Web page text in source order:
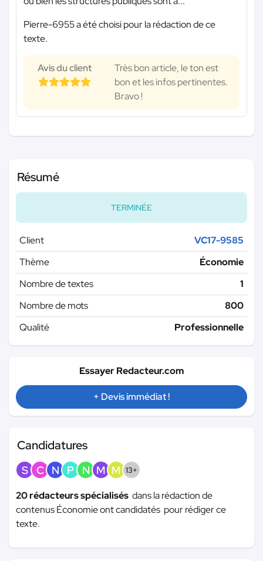
Pierre-6955 a été choisi pour la rédaction de ce
texte.
Avis du client
Très bon article, le ton est
bon et les infos pertinentes.
Bravo !
Résumé
TERMINÉE
Client
VC17-9585
Thème
Économie
Nombre de textes
1
Nombre de mots
800
Qualité
Professionnelle
Essayer Redacteur.com
+ Devis immédiat !
Candidatures
S C N P N M M 13+
20 rédacteurs spécialisés dans la rédaction de
contenus Économie ont candidatés pour rédiger ce
texte.